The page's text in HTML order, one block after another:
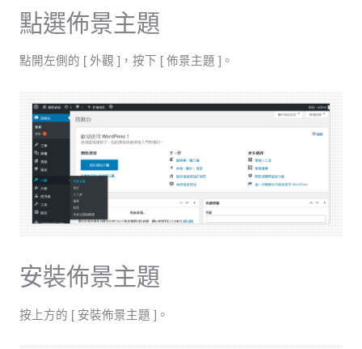
點選佈景主題
點開左側的 [ 外觀 ]，按下 [ 佈景主題 ]。
安裝佈景主題
按上方的 [ 安裝佈景主題 ]。